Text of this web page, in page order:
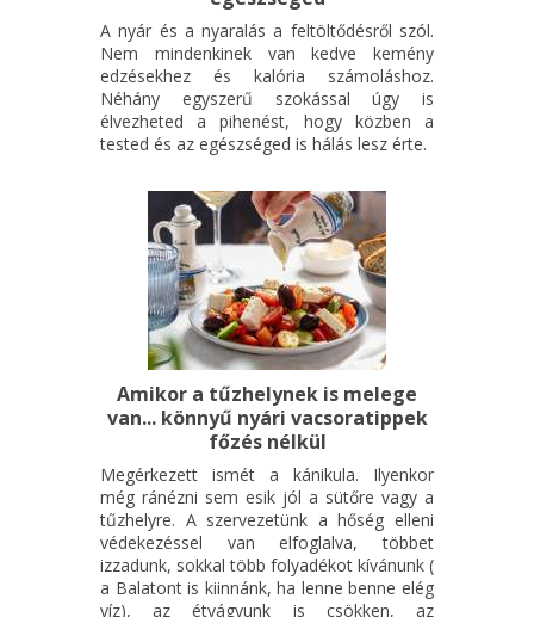
A nyár és a nyaralás a feltöltődésről szól.
Nem mindenkinek van kedve kemény
edzésekhez és kalória számoláshoz.
Néhány egyszerű szokással úgy is
élvezheted a pihenést, hogy közben a
tested és az egészséged is hálás lesz érte.
Amikor a tűzhelynek is melege
van... könnyű nyári vacsoratippek
főzés nélkül
Megérkezett ismét a kánikula. Ilyenkor
még ránézni sem esik jól a sütőre vagy a
tűzhelyre. A szervezetünk a hőség elleni
védekezéssel van elfoglalva, többet
izzadunk, sokkal több folyadékot kívánunk (
a Balatont is kiinnánk, ha lenne benne elég
víz), az étvágyunk is csökken, az